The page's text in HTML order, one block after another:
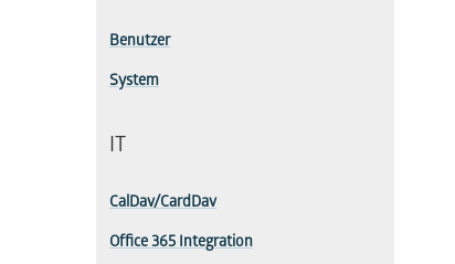
Benutzer
System
IT
CalDav/CardDav
Office 365 Integration